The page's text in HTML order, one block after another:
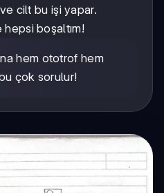
cilt bu işi yapar.
boşaltım!
hem ototrof hem
çok sorulur!